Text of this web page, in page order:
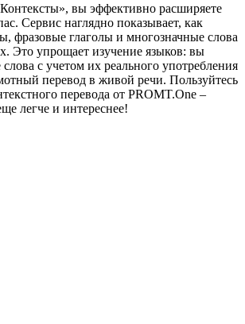
вы эффективно расширяете
Сервис наглядно показывает, как
фразовые глаголы и многозначные слова
Это упрощает изучение языков: вы
с учетом их реального употребления
перевод в живой речи. Пользуйтесь
перевода от PROMT.One –
легче и интереснее!